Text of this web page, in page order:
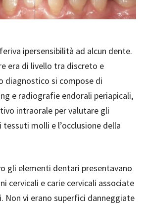
ipersensibilità ad alcun dente.
era di livello tra discreto e
diagnostico si compose di
e radiografie endorali periapicali,
intraorale per valutare gli
tessuti molli e l’occlusione della
gli elementi dentari presentavano
cervicali e carie cervicali associate
Non vi erano superfici danneggiate